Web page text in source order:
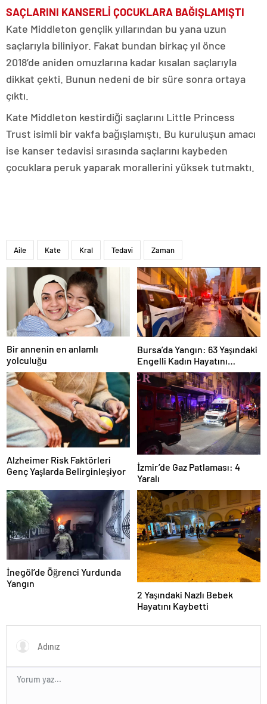
SAÇLARINI KANSERLİ ÇOCUKLARA BAĞIŞLAMIŞTI
Kate Middleton gençlik yıllarından bu yana uzun
saçlarıyla biliniyor. Fakat bundan birkaç yıl önce
2018’de aniden omuzlarına kadar kısalan saçlarıyla
dikkat çekti. Bunun nedeni de bir süre sonra ortaya
çıktı.
Kate Middleton kestirdiği saçlarını Little Princess
Trust isimli bir vakfa bağışlamıştı. Bu kuruluşun amacı
ise kanser tedavisi sırasında saçlarını kaybeden
çocuklara peruk yaparak morallerini yüksek tutmaktı.
Aile Kate Kral Tedavi Zaman
Bir annenin en anlamlı
yolculuğu
Bursa’da Yangın: 63 Yaşındaki
Engelli Kadın Hayatını
Kaybetti
Alzheimer Risk Faktörleri
Genç Yaşlarda Belirginleşiyor
İzmir’de Gaz Patlaması: 4
Yaralı
İnegöl’de Öğrenci Yurdunda
Yangın
2 Yaşındaki Nazlı Bebek
Hayatını Kaybetti